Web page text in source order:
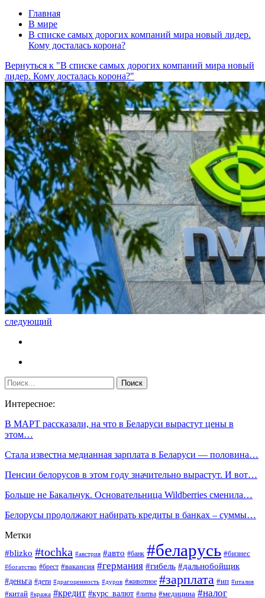
Главная
В мире
В списке самых дорогих компаний мира новый лидер.
Кому досталась корона?
Вернуться к "В списке самых дорогих компаний мира новый
лидер. Кому досталась корона?"
следующий
Интересное:
В МАРТ рассказали, на что в Беларуси вырастут цены в
этом…
Стала известна медианная зарплата в Беларуси — половина…
Пенсии белорусов в этом году значительно вырастут. И вот…
Больше не Бакальчук. Основательница Wildberries сменила…
Белорусы продолжают набирать кредиты в банках – суммы…
Метки
#blizko #tochka #австрия #авто #банк #беларусь #бизнес
#богатство #брест #вакансия #германия #гибель #дальнобойщик
#деньга #дети #драгоценность #дуров #животное #зарплата #ип #италия
#китай #кража #кредит #курс_валют #литва #медицина #налог